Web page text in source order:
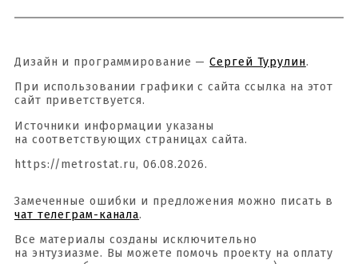
Дизайн и программирование —Сергей Турулин.
При использовании графики с сайта ссылка на этот
сайт приветствуется.
Источники информации указаны
на соответствующих страницах сайта.
https://metrostat.ru, 06.08.2026.
Замеченные ошибки и предложения можно писать в
чат телеграм-канала.
Все материалы созданы исключительно
на энтузиазме. Вы можете помочь проекту на оплату